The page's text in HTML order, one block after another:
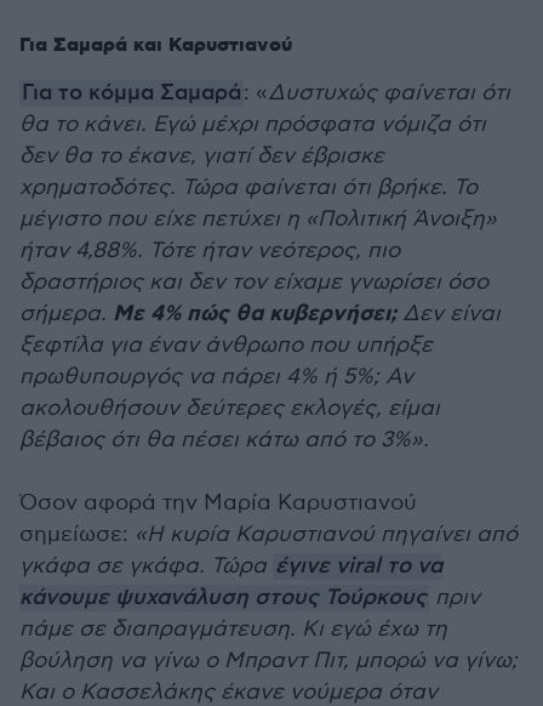
Για Σαμαρά και Καρυστιανού
Για το κόμμα Σαμαρά: «Δυστυχώς φαίνεται ότι
θα το κάνει. Εγώ μέχρι πρόσφατα νόμιζα ότι
δεν θα το έκανε, γιατί δεν έβρισκε
χρηματοδότες. Τώρα φαίνεται ότι βρήκε. Το
μέγιστο που είχε πετύχει η «Πολιτική Άνοιξη»
ήταν 4,88%. Τότε ήταν νεότερος, πιο
δραστήριος και δεν τον είχαμε γνωρίσει όσο
σήμερα. Με 4% πώς θα κυβερνήσει;Δεν είναι
ξεφτίλα για έναν άνθρωπο που υπήρξε
πρωθυπουργός να πάρει 4% ή 5%; Αν
ακολουθήσουν δεύτερες εκλογές, είμαι
βέβαιος ότι θα πέσει κάτω από το 3%».
Όσον αφορά την Μαρία Καρυστιανού
σημείωσε: «Η κυρία Καρυστιανού πηγαίνει από
γκάφα σε γκάφα. Τώρα έγινε viral το να
κάνουμε ψυχανάλυση στους Τούρκους πριν
πάμε σε διαπραγμάτευση. Κι εγώ έχω τη
βούληση να γίνω ο Μπραντ Πιτ, μπορώ να γίνω;
Και ο Κασσελάκης έκανε νούμερα όταν